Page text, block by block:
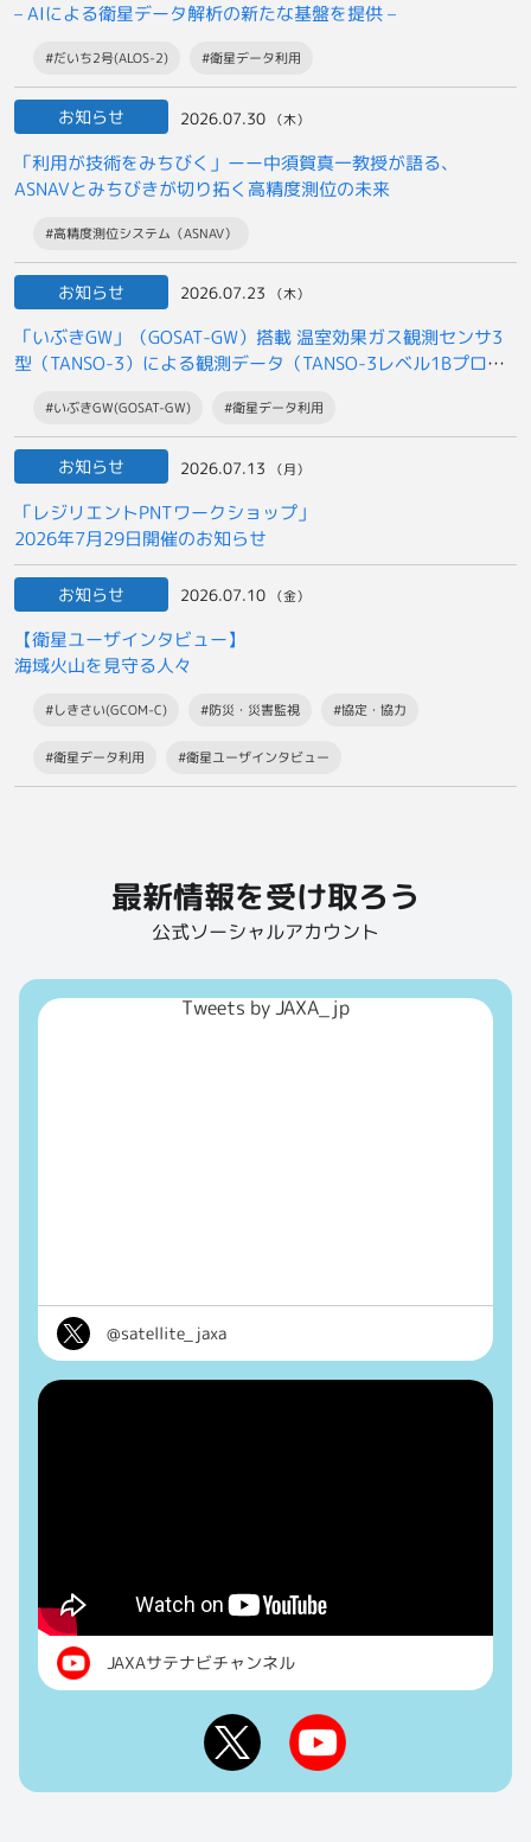
– AIによる衛星データ解析の新たな基盤を提供 –
#だいち2号(ALOS-2) #衛星データ利用
お知らせ 2026.07.30 （木）
「利用が技術をみちびく」ーー中須賀真一教授が語る、
ASNAVとみちびきが切り拓く高精度測位の未来
#高精度測位システム（ASNAV）
お知らせ 2026.07.23 （木）
「いぶきGW」（GOSAT-GW）搭載 温室効果ガス観測センサ3
型（TANSO-3）による観測データ（TANSO-3レベル1Bプロダ
一般提供開始について
#いぶきGW(GOSAT-GW) #衛星データ利用
お知らせ 2026.07.13 （月）
「レジリエントPNTワークショップ」
2026年7月29日開催のお知らせ
お知らせ 2026.07.10 （金）
【衛星ユーザインタビュー】
海域火山を見守る人々
#しきさい(GCOM-C) #防災・災害監視 #協定・協力
#衛星データ利用 #衛星ユーザインタビュー
最新情報を受け取ろう
公式ソーシャルアカウント
Tweets by JAXA_jp
@satellite_jaxa
JAXAサテナビチャンネル